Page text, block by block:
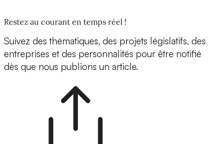
Restez au courant en temps réel !
Suivez des thématiques, des projets législatifs, des
entreprises et des personnalités pour être notifié
dès que nous publions un article.